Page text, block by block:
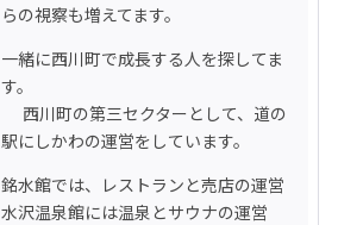
らの視察も増えてます。
一緒に西川町で成長する人を探してま
す。
西川町の第三セクターとして、道の
駅にしかわの運営をしています。
銘水館では、レストランと売店の運営
水沢温泉館には温泉とサウナの運営